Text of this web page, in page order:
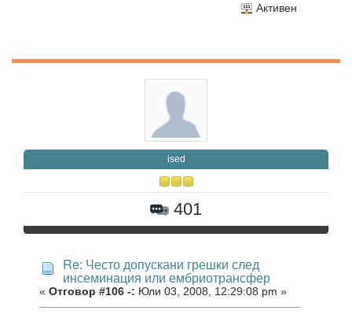
Активен
ised
401
Re: Често допускани грешки след
инсеминация или ембриотрансфер
« Отговор #106 -: Юли 03, 2008, 12:29:08 pm »